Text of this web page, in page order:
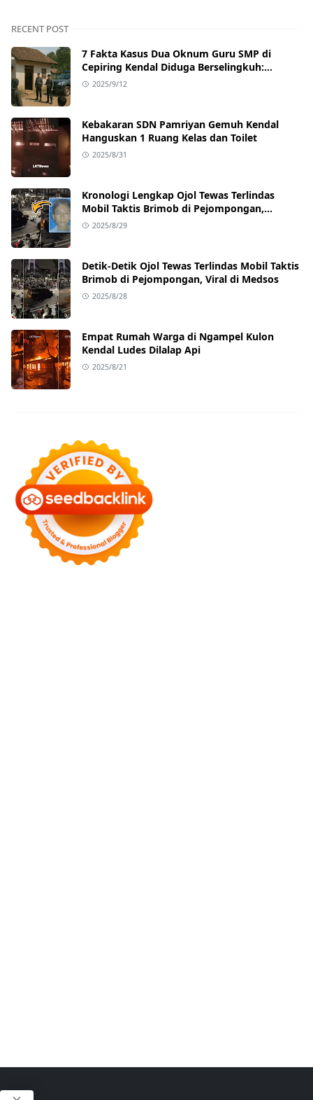
RECENT POST
7 Fakta Kasus Dua Oknum Guru SMP di
Cepiring Kendal Diduga Berselingkuh:
Kronologi, Pengakuan, hingga Sanksi
2025/9/12
Kebakaran SDN Pamriyan Gemuh Kendal
Hanguskan 1 Ruang Kelas dan Toilet
2025/8/31
Kronologi Lengkap Ojol Tewas Terlindas
Mobil Taktis Brimob di Pejompongan,
Ternyata Sedang Antar Orderan
2025/8/29
Detik-Detik Ojol Tewas Terlindas Mobil Taktis
Brimob di Pejompongan, Viral di Medsos
2025/8/28
Empat Rumah Warga di Ngampel Kulon
Kendal Ludes Dilalap Api
2025/8/21